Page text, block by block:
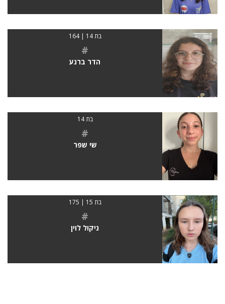
בת 14 | 164
#
הדר ברנע
בת 14
#
שי שפר
בת 15 | 175
#
ניקול לוין